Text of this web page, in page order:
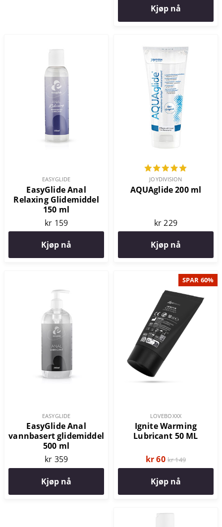
Kjøp nå
EASYGLIDE
EasyGlide Anal
Relaxing Glidemiddel
150 ml
kr 159
Kjøp nå
JOYDIVISION
AQUAglide 200 ml
kr 229
Kjøp nå
EASYGLIDE
EasyGlide Anal
vannbasert glidemiddel
500 ml
kr 359
Kjøp nå
SPAR 60%
LOVEBOXXX
Ignite Warming
Lubricant 50 ML
kr 60 kr 149
Kjøp nå